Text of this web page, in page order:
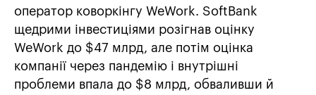
оператор коворкінгу WeWork. SoftBank
щедрими інвестиціями розігнав оцінку
WeWork до $47 млрд, але потім оцінка
компанії через пандемію і внутрішні
проблеми впала до $8 млрд, обваливши й